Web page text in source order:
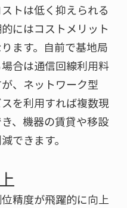
トは低く抑えられる
にはコストメリット
ます。自前で基地局
合は通信回線利用料
、ネットワーク型
を利用すれば複数現
、機器の賃貸や移設
できます。
精度が飛躍的に向上